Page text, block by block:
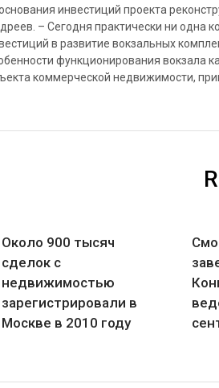
инвестиций проекта
– Сегодня практически ни одна
в развитие вокзальных
функционирования вокзала
коммерческой недвижимости,
Около 900 тысяч
сделок с
недвижимостью
зарегистрировали в
Москве в 2010 году